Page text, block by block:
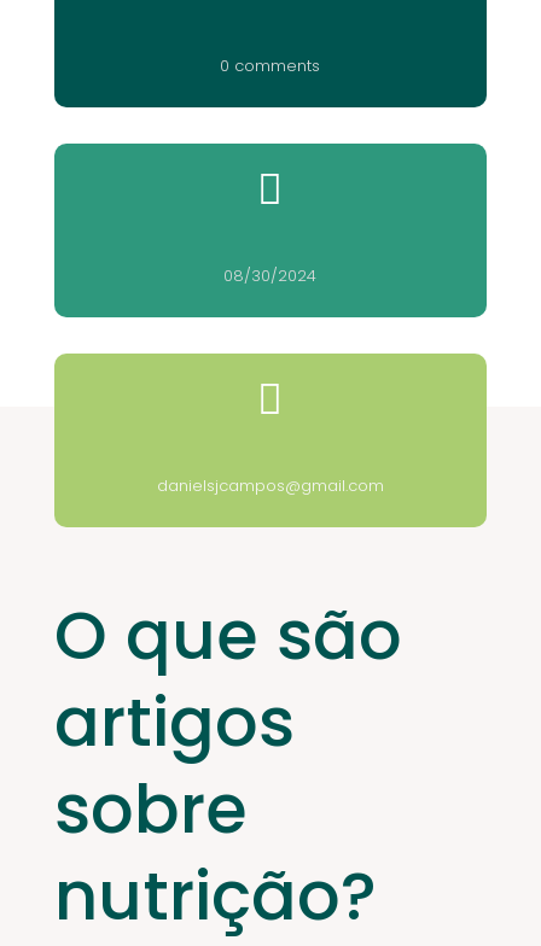
0 comments

08/30/2024

danielsjcampos@gmail.com
O que são
artigos
sobre
nutrição?